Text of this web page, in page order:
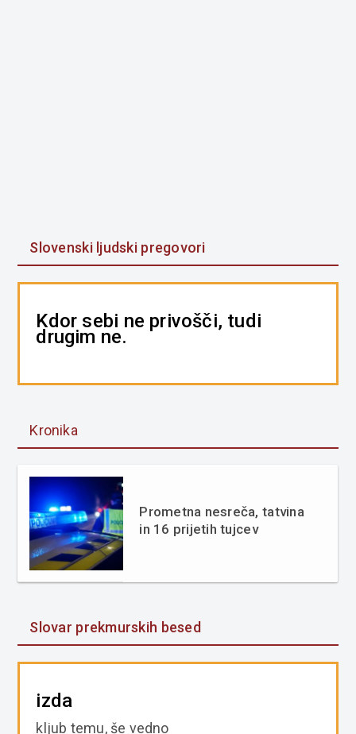
Slovenski ljudski pregovori
Kdor sebi ne privošči, tudi
drugim ne.
Kronika
Prometna nesreča, tatvina
in 16 prijetih tujcev
Slovar prekmurskih besed
izda
kljub temu, še vedno